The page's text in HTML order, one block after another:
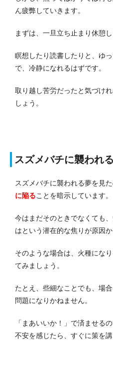
ん疲弊していきます。
まずは、一旦立ち止まり休憩し
瞑想したり読書したりと、ゆ
で、冷静になれるはずです。
取り越し苦労だったと気づけ
しょう。
スズメバチに襲われる
スズメバチに襲われる夢を見
に陥ることを暗示しています。
今はまだそのときでなくても
はという潜在的な焦りが原因か
そのような場合は、火種にな
てみましょう。
たとえ、些細なことでも、場
問題になりかねません。
「まあいいか！」で済ませる
不安を感じたら、すぐに策を講